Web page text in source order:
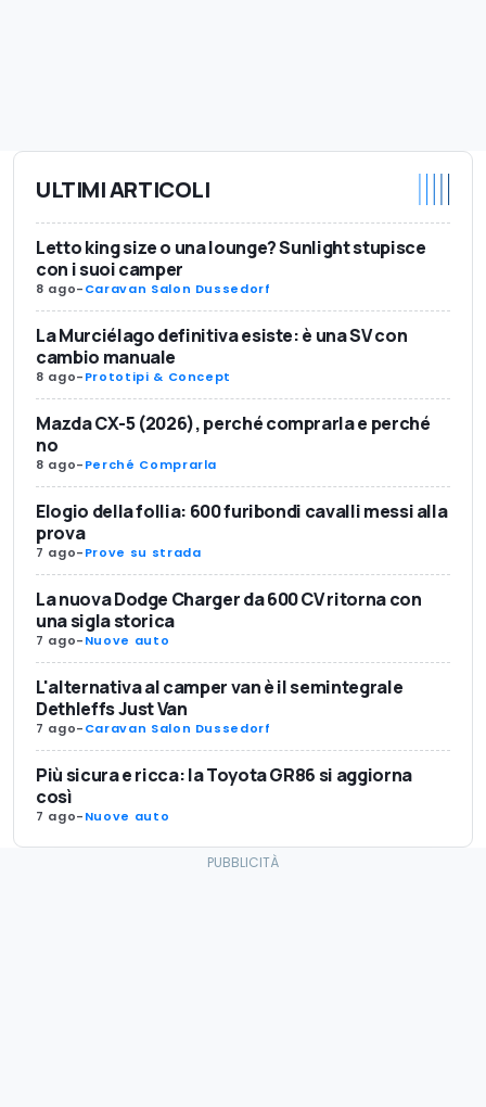
ULTIMI ARTICOLI
Letto king size o una lounge? Sunlight stupisce
con i suoi camper
8 ago-Caravan Salon Dussedorf
La Murciélago definitiva esiste: è una SV con
cambio manuale
8 ago-Prototipi & Concept
Mazda CX-5 (2026), perché comprarla e perché
no
8 ago-Perché Comprarla
Elogio della follia: 600 furibondi cavalli messi alla
prova
7 ago-Prove su strada
La nuova Dodge Charger da 600 CV ritorna con
una sigla storica
7 ago-Nuove auto
L'alternativa al camper van è il semintegrale
Dethleffs Just Van
7 ago-Caravan Salon Dussedorf
Più sicura e ricca: la Toyota GR86 si aggiorna
così
7 ago-Nuove auto